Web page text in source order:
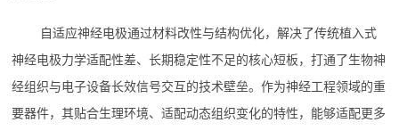
自适应神经电极通过材料改性与结构优化，解决了传统植入式
神经电极力学适配性差、长期稳定性不足的核心短板，打通了生物神
经组织与电子设备长效信号交互的技术壁垒。作为神经工程领域的重
要器件，其贴合生理环境、适配动态组织变化的特性，能够适配更多